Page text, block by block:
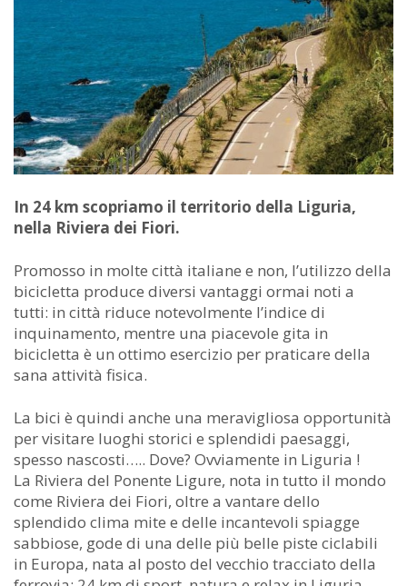
In 24 km scopriamo il territorio della Liguria,
nella Riviera dei Fiori.
Promosso in molte città italiane e non, l’utilizzo della
bicicletta produce diversi vantaggi ormai noti a
tutti: in città riduce notevolmente l’indice di
inquinamento, mentre una piacevole gita in
bicicletta è un ottimo esercizio per praticare della
sana attività fisica.
La bici è quindi anche una meravigliosa opportunità
per visitare luoghi storici e splendidi paesaggi,
spesso nascosti….. Dove? Ovviamente in Liguria !
La Riviera del Ponente Ligure, nota in tutto il mondo
come Riviera dei Fiori, oltre a vantare dello
splendido clima mite e delle incantevoli spiagge
sabbiose, gode di una delle più belle piste ciclabili
in Europa, nata al posto del vecchio tracciato della